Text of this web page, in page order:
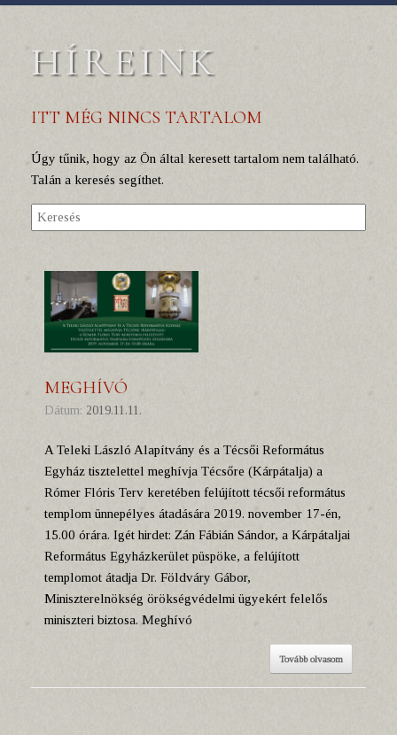
HÍREINK
ITT MÉG NINCS TARTALOM
Úgy tűnik, hogy az Ön által keresett tartalom nem található.
Talán a keresés segíthet.
Search
for:
MEGHÍVÓ
Dátum: 2019.11.11.
A Teleki László Alapítvány és a Técsői Református
Egyház tisztelettel meghívja Técsőre (Kárpátalja) a
Rómer Flóris Terv keretében felújított técsői református
templom ünnepélyes átadására 2019. november 17-én,
15.00 órára. Igét hirdet: Zán Fábián Sándor, a Kárpátaljai
Református Egyházkerület püspöke, a felújított
templomot átadja Dr. Földváry Gábor,
Miniszterelnökség örökségvédelmi ügyekért felelős
miniszteri biztosa. Meghívó
Tovább olvasom